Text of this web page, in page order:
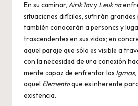
En su caminar, Airik’lavy Leuk’na
situaciones difíciles, sufrirán grandes
también conocerán a personas y
trascendentes en sus vidas; en
aquel paraje que sólo es visible a
con la necesidad de una conexión
mente capaz de enfrentar los Igmas,
aquel Elementoque es inherente
existencia.